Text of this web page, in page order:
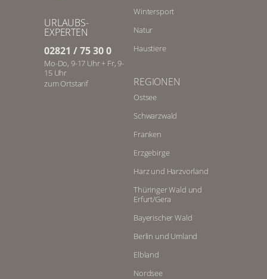
URLAUBS-
EXPERTEN
02821 / 75 30 0
Mo-Do, 9-17 Uhr + Fr, 9-
15 Uhr
zum Ortstarif
Wintersport
Natur
Haustiere
REGIONEN
Ostsee
Schwarzwald
Franken
Erzgebirge
Harz und Harzvorland
Thüringer Wald und
Erfurt/Gera
Bayerischer Wald
Berlin und Umland
Elbland
Nordsee